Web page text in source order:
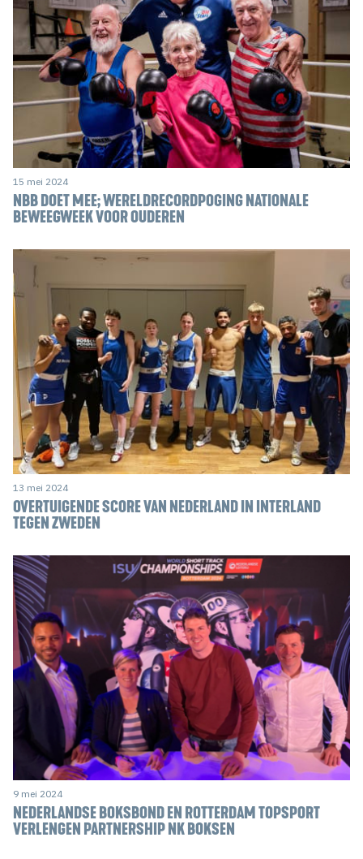
15 mei 2024
NBB DOET MEE; WERELDRECORDPOGING NATIONALE
BEWEEGWEEK VOOR OUDEREN
13 mei 2024
OVERTUIGENDE SCORE VAN NEDERLAND IN INTERLAND
TEGEN ZWEDEN
9 mei 2024
NEDERLANDSE BOKSBOND EN ROTTERDAM TOPSPORT
VERLENGEN PARTNERSHIP NK BOKSEN